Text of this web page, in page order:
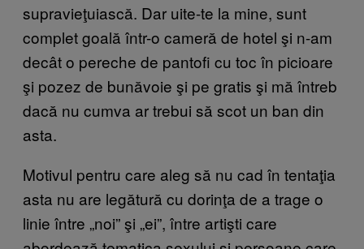
supravieţuiască. Dar uite-te la mine, sunt
complet goală într-o cameră de hotel şi n-am
decât o pereche de pantofi cu toc în picioare
şi pozez de bunăvoie şi pe gratis şi mă întreb
dacă nu cumva ar trebui să scot un ban din
asta.
Motivul pentru care aleg să nu cad în tentaţia
asta nu are legătură cu dorinţa de a trage o
linie între „noi” şi „ei”, între artişti care